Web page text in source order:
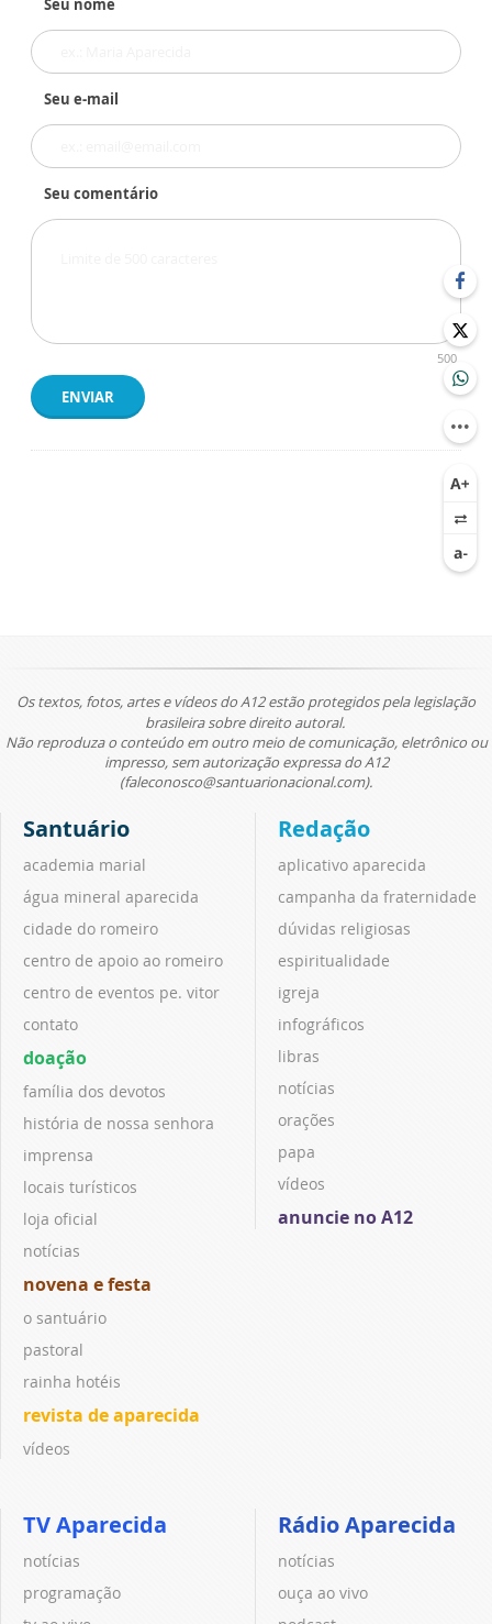
Seu nome
Seu e-mail
Seu comentário
500
ENVIAR
Os textos, fotos, artes e vídeos do A12 estão protegidos pela legislação
brasileira sobre direito autoral.
Não reproduza o conteúdo em outro meio de comunicação, eletrônico ou
impresso, sem autorização expressa do A12
(faleconosco@santuarionacional.com).
Santuário
academia marial
água mineral aparecida
cidade do romeiro
centro de apoio ao romeiro
centro de eventos pe. vitor
contato
doação
família dos devotos
história de nossa senhora
imprensa
locais turísticos
loja oficial
notícias
novena e festa
o santuário
pastoral
rainha hotéis
revista de aparecida
vídeos
Redação
aplicativo aparecida
campanha da fraternidade
dúvidas religiosas
espiritualidade
igreja
infográficos
libras
notícias
orações
papa
vídeos
anuncie no A12
TV Aparecida
notícias
programação
Rádio Aparecida
notícias
ouça ao vivo